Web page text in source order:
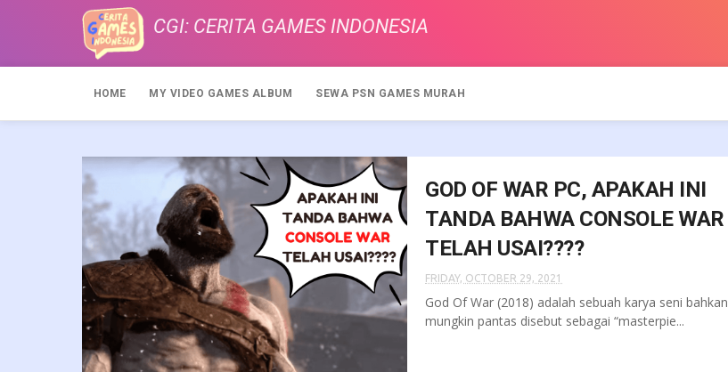
CGI: CERITA GAMES INDONESIA
HOME MY VIDEO GAMES ALBUM SEWA PSN GAMES MURAH
GOD OF WAR PC, APAKAH INI
TANDA BAHWA CONSOLE WAR
TELAH USAI????
FRIDAY, OCTOBER 29, 2021
God Of War (2018) adalah sebuah karya seni bahkan
mungkin pantas disebut sebagai “masterpie...